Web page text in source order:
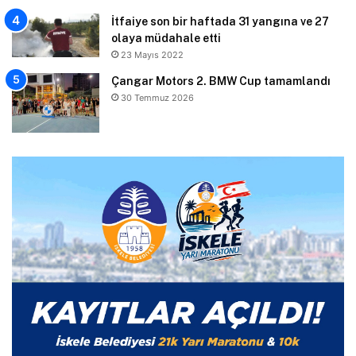
İtfaiye son bir haftada 31 yangına ve 27
olaya müdahale etti
23 Mayıs 2022
Çangar Motors 2. BMW Cup tamamlandı
30 Temmuz 2026